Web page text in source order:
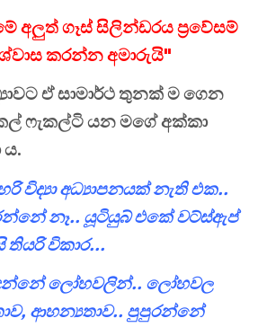
අලුත් ගෑස් සිලින්ඩරය ප්‍රවේසම්
කරන්න අමාරුයි"
ඒ සාමාර්ථ තුනක් ම ගෙන
ෆැකල්ටි යන මගේ අක්කා
විද්‍යා අධ්‍යාපනයක් නැති එක..
නෑ.. යූටියුබ් එකේ වට්ස්ඇප්
විකාර...
ලෝහවලින්.. ලෝහවල
ආහන්‍යතාව.. පුපුරන්නේ